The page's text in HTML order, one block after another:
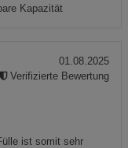
Kapazität
ist somit sehr
01.08.2025
Verifizierte Bewertung